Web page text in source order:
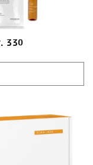
330